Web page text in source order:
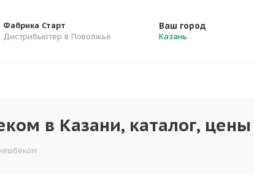
Фабрика Старт
Дистрибьютер в Поволжье
Ваш город
Казань
в Казани, каталог, цены